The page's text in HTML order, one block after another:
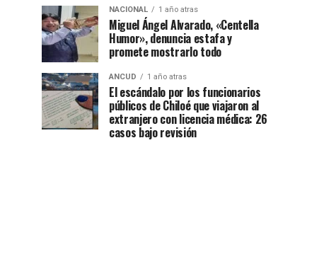
NACIONAL 1 año atras
Miguel Ángel Alvarado, «Centella
Humor», denuncia estafa y
promete mostrarlo todo
ANCUD 1 año atras
El escándalo por los funcionarios
públicos de Chiloé que viajaron al
extranjero con licencia médica: 26
casos bajo revisión